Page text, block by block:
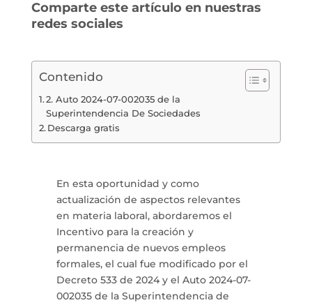
Comparte este artículo en nuestras
redes sociales
Contenido
2. Auto 2024-07-002035 de la
Superintendencia De Sociedades
Descarga gratis
En esta oportunidad y como
actualización de aspectos relevantes
en materia laboral, abordaremos el
Incentivo para la creación y
permanencia de nuevos empleos
formales, el cual fue modificado por el
Decreto 533 de 2024 y el Auto 2024-07-
002035 de la Superintendencia de